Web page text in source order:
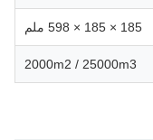
185 × 185 × 598 ملم
2000m2 / 25000m3